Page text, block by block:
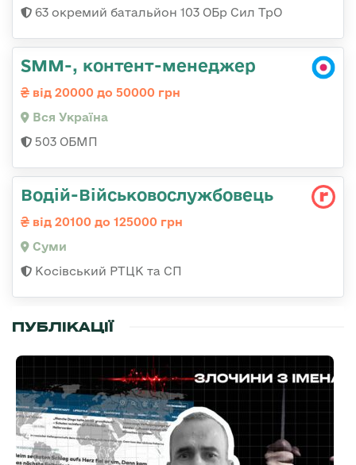
63 окремий батальйон 103 ОБр Сил ТрО
SMM-, контент-менеджер
від 20000 до 50000 грн
Вся Україна
503 ОБМП
Водій-Військовослужбовець
від 20100 до 125000 грн
Суми
Косівський РТЦК та СП
ПУБЛІКАЦІЇ